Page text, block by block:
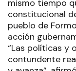
mismo tiempo
constitucional
pueblo de
acción
“Las políticas y
contundente